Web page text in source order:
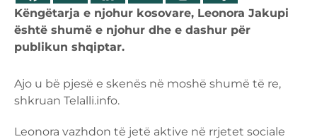
Këngëtarja e njohur kosovare, Leonora Jakupi
është shumë e njohur dhe e dashur për
publikun shqiptar.
Ajo u bë pjesë e skenës në moshë shumë të re,
shkruan Telalli.info.
Leonora vazhdon të jetë aktive në rrjetet sociale